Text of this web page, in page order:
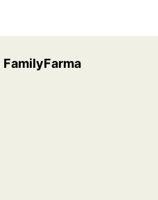
€32.50.€21.52.
FamilyFarma